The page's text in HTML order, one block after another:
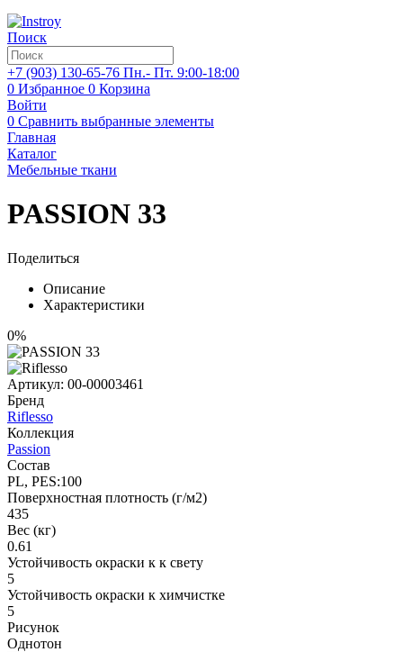
Поиск
+7 (903) 130-65-76 Пн.- Пт. 9:00-18:00
0 Избранное 0 Корзина
Войти
0 Сравнить выбранные элементы
Главная
Каталог
Мебельные ткани
PASSION 33
Поделиться
Описание
Характеристики
0%
Артикул: 00-00003461
Бренд
Riflesso
Коллекция
Passion
Состав
PL, PES:100
Поверхностная плотность (г/м2)
435
Вес (кг)
0.61
Устойчивость окраски к к свету
5
Устойчивость окраски к химчистке
5
Рисунок
Однотон